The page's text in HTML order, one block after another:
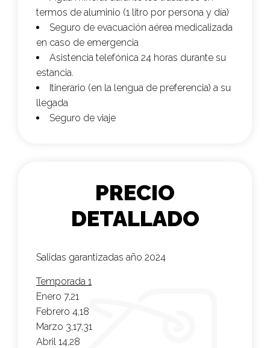
termos de aluminio (1 litro por persona y día)
Seguro de evacuación aérea medicalizada
en caso de emergencia
Asistencia telefónica 24 horas durante su
estancia.
Itinerario (en la lengua de preferencia) a su
llegada
Seguro de viaje
PRECIO
DETALLADO
Salidas garantizadas año 2024
Temporada 1
Enero 7,21
Febrero 4,18
Marzo 3,17,31
Abril 14,28